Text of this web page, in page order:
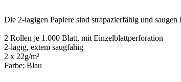
Die 2-lagigen Papiere sind strapazierfähig und
2 Rollen je 1.000 Blatt, mit Einzelblattperforation
2-lagig, extem saugfähig
2 x 22g/m²
Farbe: Blau